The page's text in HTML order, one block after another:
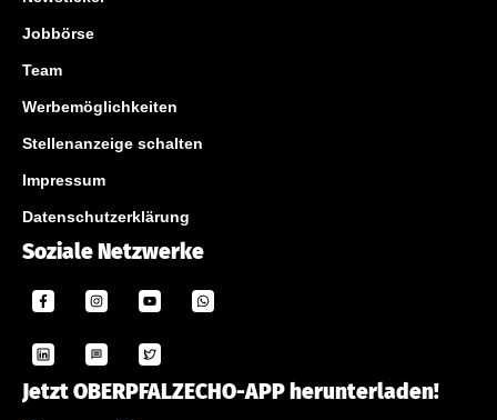
Jobbörse
Team
Werbemöglichkeiten
Stellenanzeige schalten
Impressum
Datenschutzerklärung
Soziale Netzwerke
Jetzt OBERPFALZECHO-APP herunterladen!